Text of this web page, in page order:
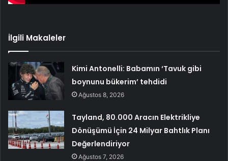
İlgili Makaleler
Kimi Antonelli: Babamın ‘Tavuk gibi
boynunu bükerim’ tehdidi
Ağustos 8, 2026
Tayland, 80.000 Aracın Elektrikliye
Dönüşümü İçin 24 Milyar Bahtlık Planı
Değerlendiriyor
Ağustos 7, 2026